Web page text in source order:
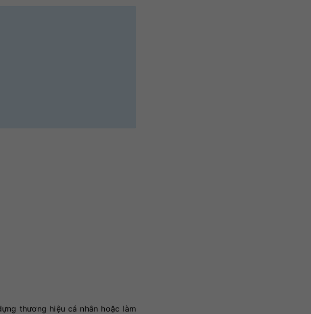
thương hiệu cá nhân hoặc làm